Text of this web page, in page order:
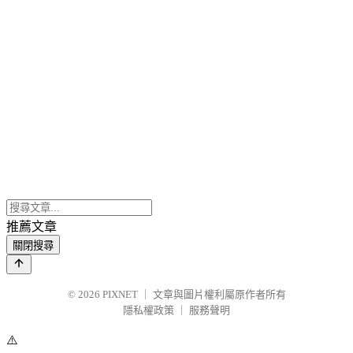
推薦文章
關閉搜尋
© 2026 PIXNET
文章與圖片權利屬原作者所有
隱私權政策
服務聲明
⚠️